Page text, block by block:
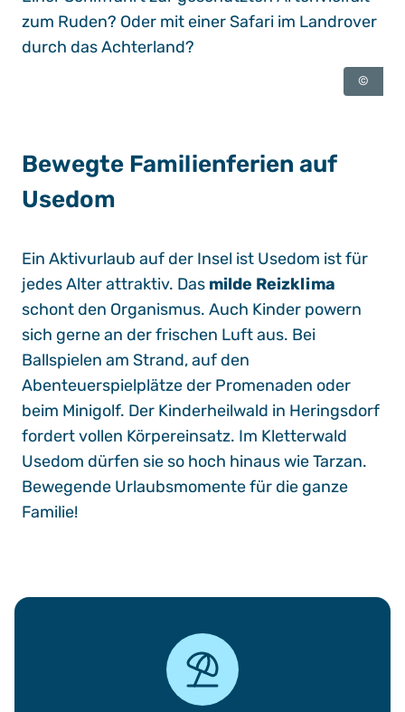
zum Ruden? Oder mit einer Safari im Landrover
durch das Achterland?
©
Bewegte Familienferien auf
Usedom
Ein Aktivurlaub auf der Insel ist Usedom ist für
jedes Alter attraktiv. Das milde Reizklima
schont den Organismus. Auch Kinder powern
sich gerne an der frischen Luft aus. Bei
Ballspielen am Strand, auf den
Abenteuerspielplätze der Promenaden oder
beim Minigolf. Der Kinderheilwald in Heringsdorf
fordert vollen Körpereinsatz. Im Kletterwald
Usedom dürfen sie so hoch hinaus wie Tarzan.
Bewegende Urlaubsmomente für die ganze
Familie!